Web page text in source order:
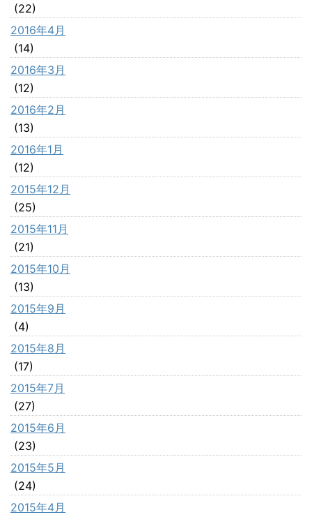
(22)
2016年4月
(14)
2016年3月
(12)
2016年2月
(13)
2016年1月
(12)
2015年12月
(25)
2015年11月
(21)
2015年10月
(13)
2015年9月
(4)
2015年8月
(17)
2015年7月
(27)
2015年6月
(23)
2015年5月
(24)
2015年4月